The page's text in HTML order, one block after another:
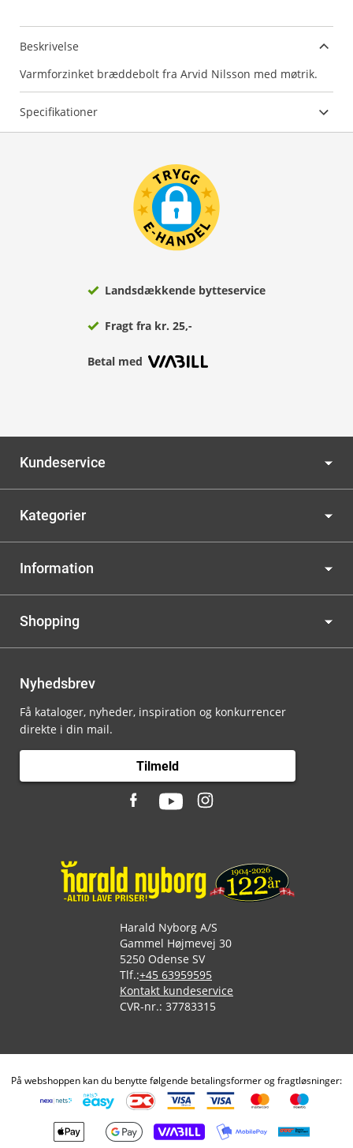
Beskrivelse
Varmforzinket bræddebolt fra Arvid Nilsson med møtrik.
Specifikationer
Landsdækkende bytteservice
Fragt fra kr. 25,-
Betal med
Kundeservice
Kategorier
Information
Shopping
Nyhedsbrev
Få kataloger, nyheder, inspiration og konkurrencer
direkte i din mail.
Tilmeld
Harald Nyborg A/S
Gammel Højmevej 30
5250 Odense SV
Tlf.:+45 63959595
Kontakt kundeservice
CVR-nr.: 37783315
På webshoppen kan du benytte følgende betalingsformer og fragtløsninger: